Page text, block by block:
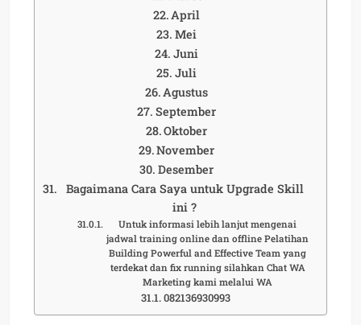
April
Mei
Juni
Juli
Agustus
September
Oktober
November
Desember
Bagaimana Cara Saya untuk Upgrade Skill
ini ?
Untuk informasi lebih lanjut mengenai
jadwal training online dan offline Pelatihan
Building Powerful and Effective Team yang
terdekat dan fix running silahkan Chat WA
Marketing kami melalui WA
082136930993